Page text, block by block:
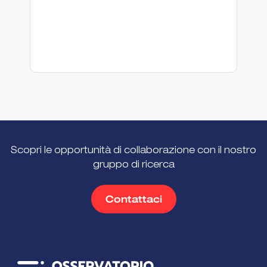
Scopri le opportunità di collaborazione con il nostro
gruppo di ricerca
Contattaci